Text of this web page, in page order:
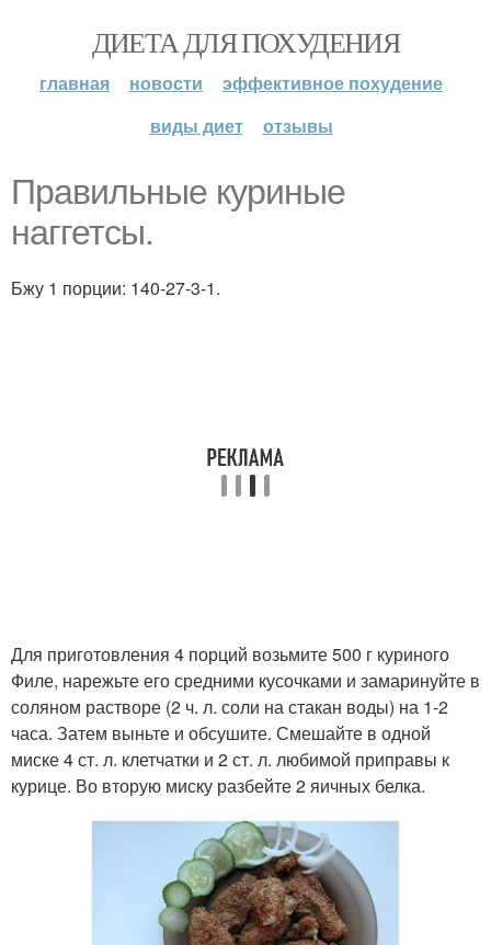
ДИЕТА ДЛЯ ПОХУДЕНИЯ
главная новости
эффективное похудение
виды диет
отзывы
Правильные куриные
наггетсы.
Бжу 1 порции: 140-27-3-1.
Для приготовления 4 порций возьмите 500 г куриного
Филе, нарежьте его средними кусочками и замаринуйте в
соляном растворе (2 ч. л. соли на стакан воды) на 1-2
часа. Затем выньте и обсушите. Смешайте в одной
миске 4 ст. л. клетчатки и 2 ст. л. любимой приправы к
курице. Во вторую миску разбейте 2 яичных белка.